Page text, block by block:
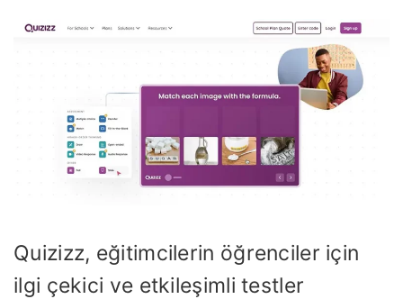
Quizizz, eğitimcilerin öğrenciler için
ilgi çekici ve etkileşimli testler